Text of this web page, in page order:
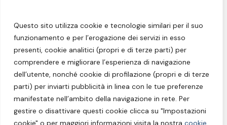
Questo sito utilizza cookie e tecnologie similari per il suo
funzionamento e per l’erogazione dei servizi in esso
presenti, cookie analitici (propri e di terze parti) per
comprendere e migliorare l’esperienza di navigazione
dell’utente, nonché cookie di profilazione (propri e di terze
parti) per inviarti pubblicità in linea con le tue preferenze
manifestate nell’ambito della navigazione in rete. Per
gestire o disattivare questi cookie clicca su "Impostazioni
cookie" o per maggiori informazioni visita la nostra cookie
Privacy Policy
Cookie Policy
Impressum
Sitemap
Impostazioni Cookie